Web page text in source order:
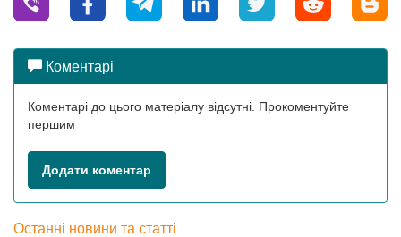
Коментарі
Коментарі до цього матеріалу відсутні. Прокоментуйте
першим
Додати коментар
Останні новини та статті